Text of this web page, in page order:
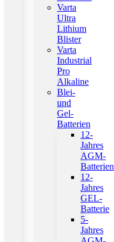
Varta
Ultra
Lithium
Blister
Varta
Industrial
Pro
Alkaline
Blei-
und
Gel-
Batterien
12-
Jahres
AGM-
Batterien
12-
Jahres
GEL-
Batterie
5-
Jahres